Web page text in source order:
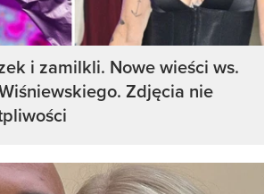
i zamilkli. Nowe wieści ws.
Zdjęcia nie